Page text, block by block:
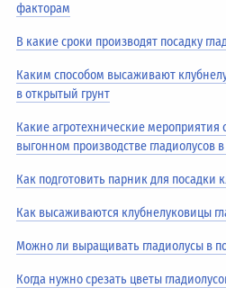
факторам
В какие сроки производят посадку
Каким способом высаживают
в открытый грунт
Какие агротехнические мероприятия
выгонном производстве гладиолусов
Как подготовить парник для посадки
Как высаживаются клубнелуковицы
Можно ли выращивать гладиолусы в
Когда нужно срезать цветы